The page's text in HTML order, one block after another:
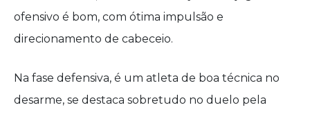
ofensivo é bom, com ótima impulsão e
direcionamento de cabeceio.
Na fase defensiva, é um atleta de boa técnica no
desarme, se destaca sobretudo no duelo pela